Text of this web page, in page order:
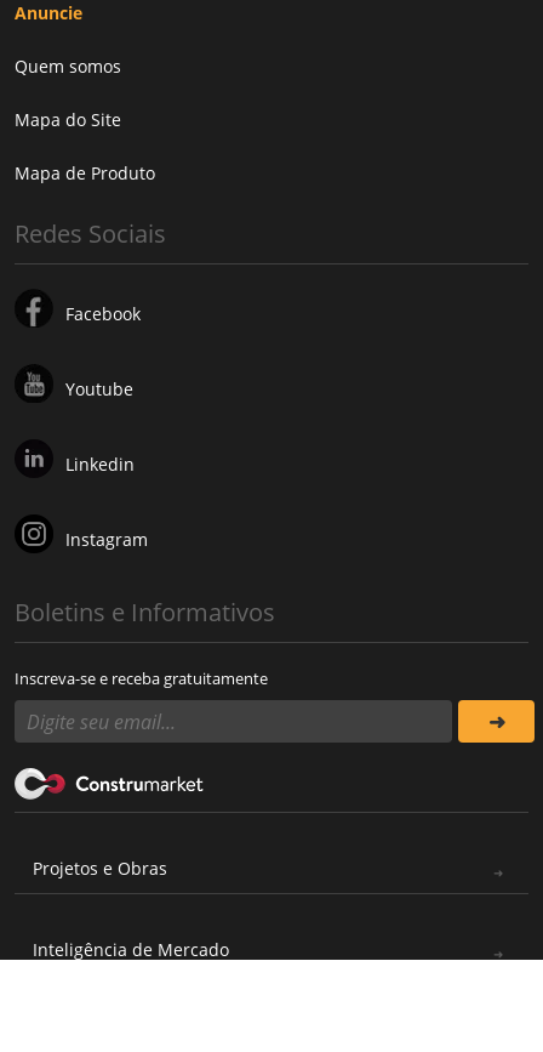
Anuncie
Quem somos
Mapa do Site
Mapa de Produto
Redes Sociais
Facebook
Youtube
Linkedin
Instagram
Boletins e Informativos
Inscreva-se e receba gratuitamente
Projetos e Obras
Inteligência de Mercado